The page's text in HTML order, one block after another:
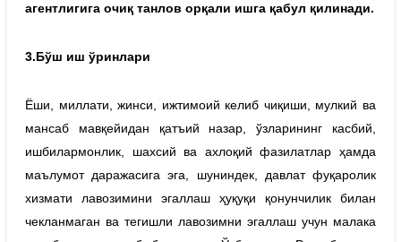
агентлигига очиқ танлов орқали ишга қабул қилинади.
3.Бўш иш ўринлари
Ёши, миллати, жинси, ижтимоий келиб чиқиши, мулкий ва
мансаб мавқейидан қатъий назар, ўзларининг касбий,
ишбилармонлик, шахсий ва ахлоқий фазилатлар ҳамда
маълумот даражасига эга, шуниндек, давлат фуқаролик
хизмати лавозимини эгаллаш ҳуқуқи қонунчилик билан
чекланмаган ва тегишли лавозимни эгаллаш учун малака